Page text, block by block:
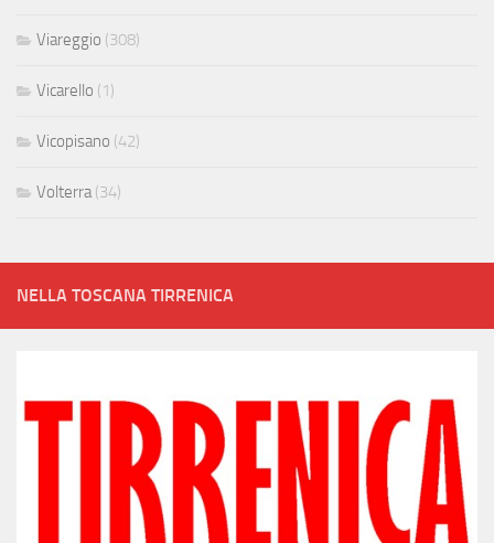
Viareggio (308)
Vicarello (1)
Vicopisano (42)
Volterra (34)
NELLA TOSCANA TIRRENICA